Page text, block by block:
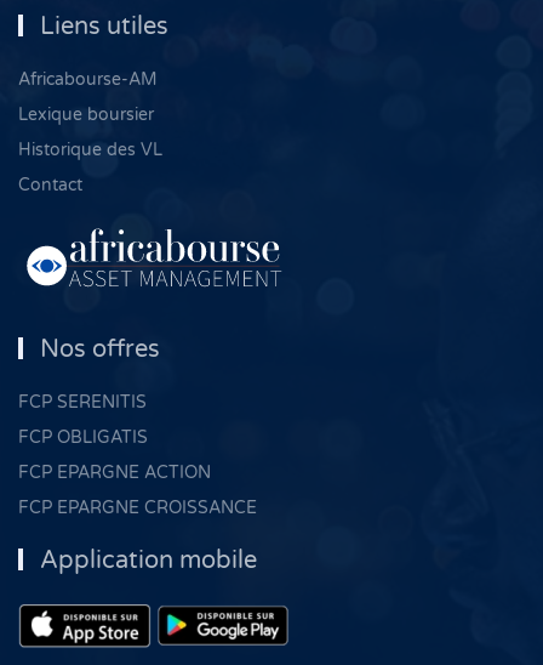
Liens utiles
Africabourse-AM
Lexique boursier
Historique des VL
Contact
Nos offres
FCP SERENITIS
FCP OBLIGATIS
FCP EPARGNE ACTION
FCP EPARGNE CROISSANCE
Application mobile